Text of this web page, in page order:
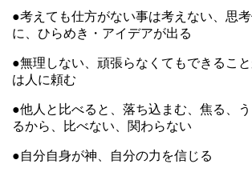
●考えても仕方がない事は考えない、思
に、ひらめき・アイデアが出る
●無理しない、頑張らなくてもできるこ
は人に頼む
●他人と比べると、落ち込まむ、焦る、
るから、比べない、関わらない
●自分自身が神、自分の力を信じる